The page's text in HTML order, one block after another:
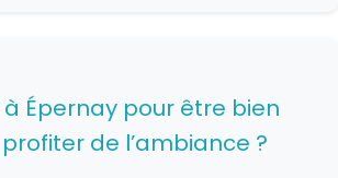
Épernay pour être bien
de l’ambiance ?